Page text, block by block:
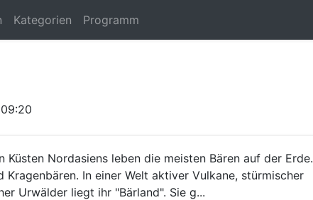
Kategorien Programm
Küsten Nordasiens leben die meisten Bären auf der Erde.
Kragenbären. In einer Welt aktiver Vulkane, stürmischer
Urwälder liegt ihr "Bärland". Sie g...